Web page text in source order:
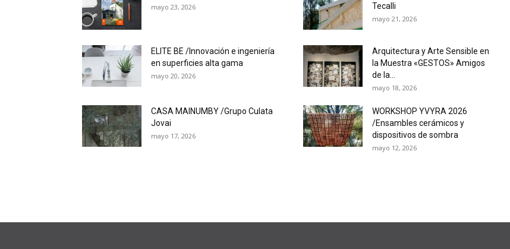
mayo 23, 2026
Tecalli
mayo 21, 2026
ELITE BE /Innovación e ingeniería
en superficies alta gama
mayo 20, 2026
Arquitectura y Arte Sensible en
la Muestra «GESTOS» Amigos
de la...
mayo 18, 2026
CASA MAINUMBY /Grupo Culata
Jovai
mayo 17, 2026
WORKSHOP YVYRA 2026
/Ensambles cerámicos y
dispositivos de sombra
mayo 12, 2026